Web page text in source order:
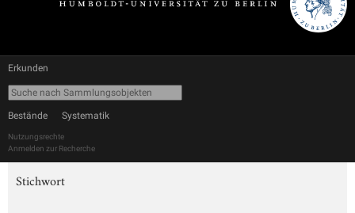
Erkunden
Bestände Systematik
Nutzungsrechte
Anmelden zur Recherche
Stichwort